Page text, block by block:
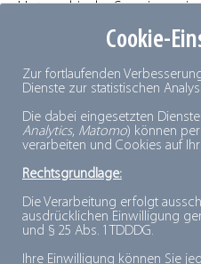
Cookie-
Zur fortlaufenden
Dienste zur statistischen
Die dabei eingesetzten
Analytics, Matomo) können
verarbeiten und Cookies auf
Rechtsgrundlage:
Die Verarbeitung erfolgt
ausdrücklichen Einwilligung
und § 25 Abs. 1 TDDDG.
Ihre Einwilligung können Sie
Unterschiede. So wiesen
18 und 24 Jahren nur 37
Die größten
konstatiert die Studie im
hier an den notwendigen
beispielsweise
Produktwahl zu treffen.